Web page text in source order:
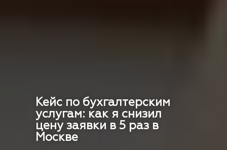
Кейс по бухгалтерским
услугам: как я снизил
цену заявки в 5 раз в
Москве